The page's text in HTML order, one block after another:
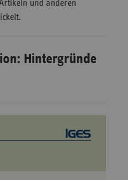
und anderen
Hintergründe